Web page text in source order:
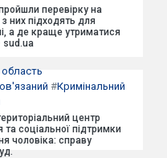
перевірку на
з них підходять для
а де краще утриматися
sud.ua
#Кримінальний
центр
соціальної підтримки
чоловіка: справу